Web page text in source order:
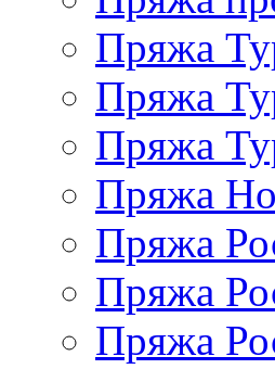
Пряжа
Пряжа
Пряжа
Пряжа
Пряжа
Пряжа
Пряжа